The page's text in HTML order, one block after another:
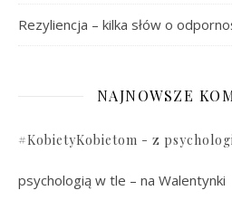
Rezyliencja – kilka słów o
NAJNOWSZE
#KobietyKobietom - z
psychologią w tle – na Walentynki